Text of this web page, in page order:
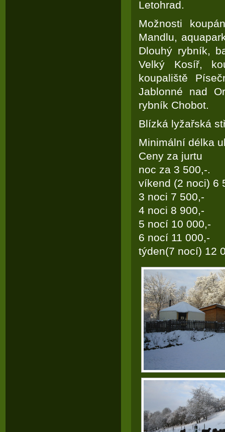
Letohrad.
Možnosti
Mandlu,
Dlouhý rybník,
Velký Kosíř,
koupaliště
Jablonné nad
rybník Chobot.
Blízká lyžařská
Minimální délka
Ceny za jurtu
noc za 3 500,-.
víkend (2 noci) 6
3 noci 7 500,-
4 noci 8 900,-
5 nocí 10 000,-
6 nocí 11 000,-
týden(7 nocí) 12